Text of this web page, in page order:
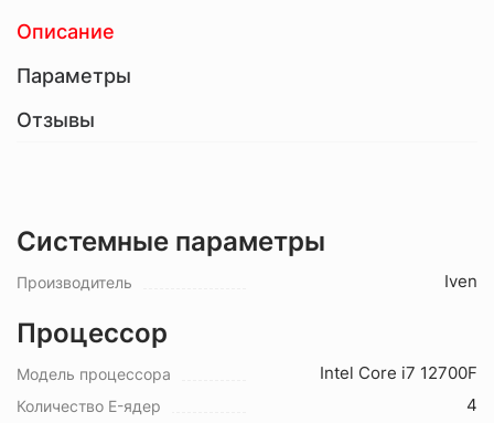
Описание
Параметры
Отзывы
Системные параметры
Производитель Iven
Процессор
Модель процессора Intel Core i7 12700F
Количество E-ядер 4